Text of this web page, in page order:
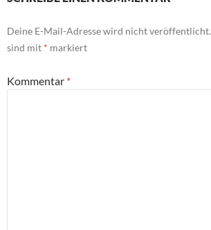
Deine E-Mail-Adresse wird nicht veröffentlicht.
sind mit * markiert
Kommentar *